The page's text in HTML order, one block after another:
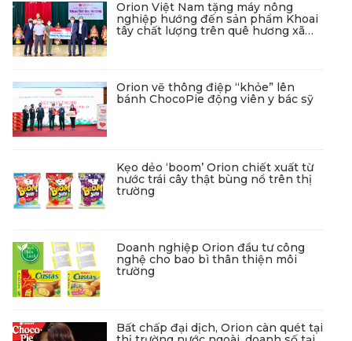
Orion Việt Nam tặng máy nông
nghiệp hướng đến sản phẩm Khoai
tây chất lượng trên quê hương xã
Orion vẽ thông điệp “khỏe” lên
bánh ChocoPie động viên y bác sỹ
Kẹo dẻo ‘boom’ Orion chiết xuất từ
nước trái cây thật bùng nổ trên thị
trường
Doanh nghiệp Orion đầu tư công
nghệ cho bao bì thân thiện môi
trường
Bất chấp đại dịch, Orion càn quét tại